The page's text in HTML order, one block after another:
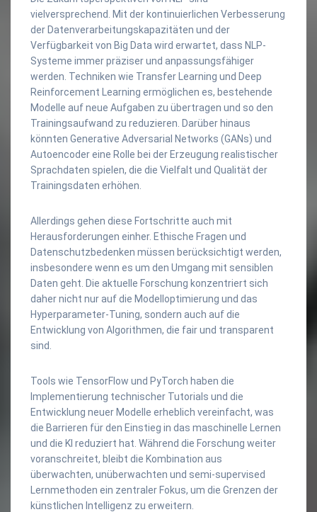
vielversprechend. Mit der kontinuierlichen Verbesserung
der Datenverarbeitungskapazitäten und der
Verfügbarkeit von Big Data wird erwartet, dass NLP-
Systeme immer präziser und anpassungsfähiger
werden. Techniken wie Transfer Learning und Deep
Reinforcement Learning ermöglichen es, bestehende
Modelle auf neue Aufgaben zu übertragen und so den
Trainingsaufwand zu reduzieren. Darüber hinaus
könnten Generative Adversarial Networks (GANs) und
Autoencoder eine Rolle bei der Erzeugung realistischer
Sprachdaten spielen, die die Vielfalt und Qualität der
Trainingsdaten erhöhen.
Allerdings gehen diese Fortschritte auch mit
Herausforderungen einher. Ethische Fragen und
Datenschutzbedenken müssen berücksichtigt werden,
insbesondere wenn es um den Umgang mit sensiblen
Daten geht. Die aktuelle Forschung konzentriert sich
daher nicht nur auf die Modelloptimierung und das
Hyperparameter-Tuning, sondern auch auf die
Entwicklung von Algorithmen, die fair und transparent
sind.
Tools wie TensorFlow und PyTorch haben die
Implementierung technischer Tutorials und die
Entwicklung neuer Modelle erheblich vereinfacht, was
die Barrieren für den Einstieg in das maschinelle Lernen
und die KI reduziert hat. Während die Forschung weiter
voranschreitet, bleibt die Kombination aus
überwachten, unüberwachten und semi-supervised
Lernmethoden ein zentraler Fokus, um die Grenzen der
künstlichen Intelligenz zu erweitern.